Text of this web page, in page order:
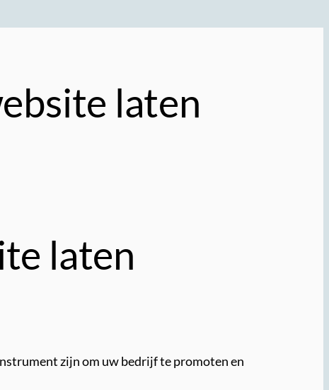
laten
laten
zijn om uw bedrijf te promoten en